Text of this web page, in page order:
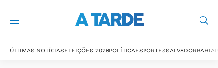
ÚLTIMAS NOTÍCIASELEIÇÕES 2026POLÍTICAESPORTESSALVADORBAHIA